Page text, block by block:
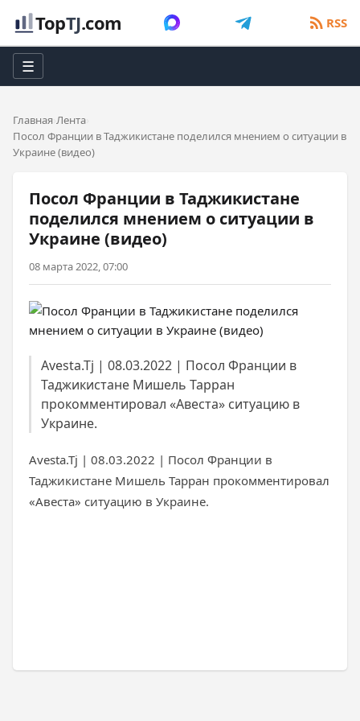
TopTJ.com RSS
☰
Главная Лента
Посол Франции в Таджикистане поделился мнением о ситуации в
Украине (видео)
Посол Франции в Таджикистане
поделился мнением о ситуации в
Украине (видео)
08 марта 2022, 07:00
Avesta.Tj | 08.03.2022 | Посол Франции в
Таджикистане Мишель Тарран
прокомментировал «Авеста» ситуацию в
Украине.
Avesta.Tj | 08.03.2022 | Посол Франции в
Таджикистане Мишель Тарран прокомментировал
«Авеста» ситуацию в Украине.